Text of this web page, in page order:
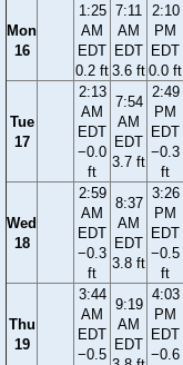
Mon
16
1:25
AM
EDT
0.2 ft
7:11
AM
EDT
3.6 ft
2:10
PM
EDT
0.0 ft
Tue
17
2:13
AM
EDT
−0.0
ft
7:54
AM
EDT
3.7 ft
2:49
PM
EDT
−0.3
ft
Wed
18
2:59
AM
EDT
−0.3
ft
8:37
AM
EDT
3.8 ft
3:26
PM
EDT
−0.5
ft
Thu
19
3:44
AM
EDT
−0.5
9:19
AM
EDT
4:03
PM
EDT
−0.6